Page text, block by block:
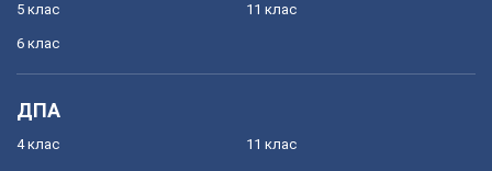
5 клас
6 клас
11 клас
ДПА
4 клас 11 клас